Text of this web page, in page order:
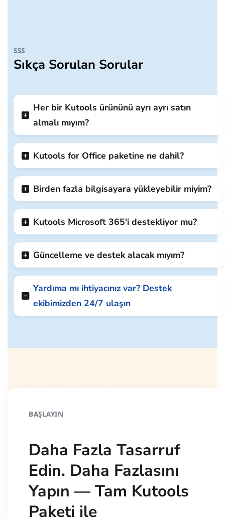
SSS
Her bir Kutools ürününü ayrı ayrı satın
almalı mıyım?
Kutools for Office paketine ne dahil?
Birden fazla bilgisayara yükleyebilir miyim?
Kutools Microsoft 365'i destekliyor mu?
Güncelleme ve destek alacak mıyım?
Yardıma mı ihtiyacınız var? Destek
ekibimizden 24/7 ulaşın
Daha Fazla Tasarruf
Edin. Daha Fazlasını
Yapın — Tam Kutools